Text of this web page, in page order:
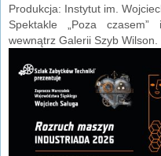
Produkcja: Instytut im.
Spektakle „Poza
wewnątrz Galerii Szyb Wilson.